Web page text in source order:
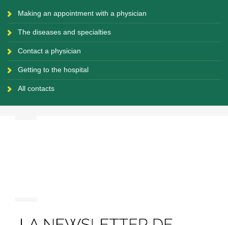
Making an appointment with a physician
The diseases and specialties
Contact a physician
Getting to the hospital
All contacts